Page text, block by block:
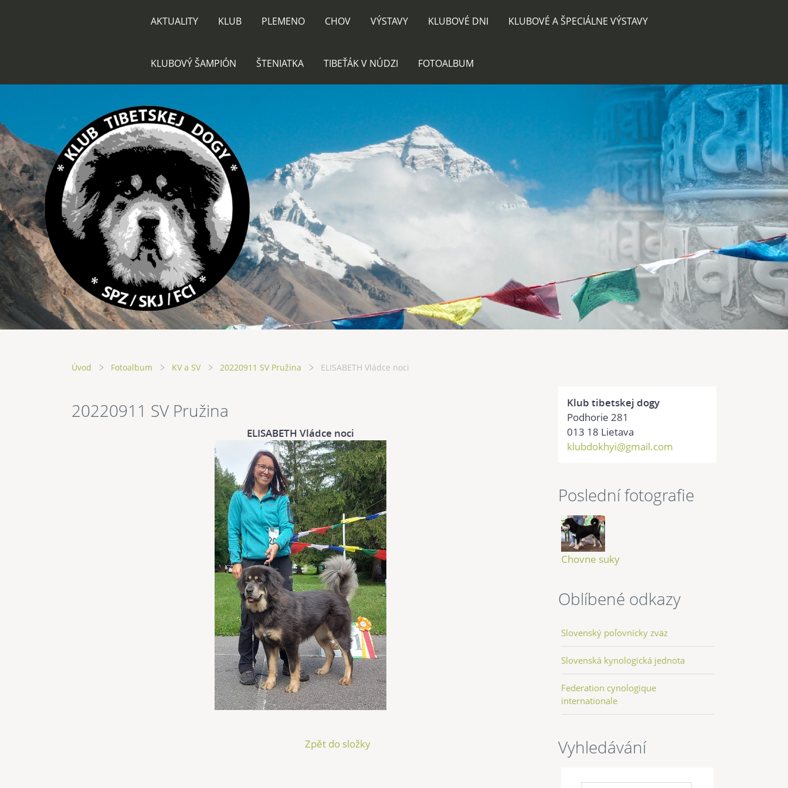
AKTUALITY KLUB PLEMENO CHOV VÝSTAVY KLUBOVÉ DNI KLUBOVÉ A ŠPECIÁLNE VÝSTAVY
KLUBOVÝ ŠAMPIÓN ŠTENIATKA TIBEŤÁK V NÚDZI FOTOALBUM
Úvod Fotoalbum KV a SV 20220911 SV Pružina ELISABETH Vládce noci
20220911 SV Pružina
ELISABETH Vládce noci
Zpět do složky
Klub tibetskej dogy
Podhorie 281
013 18 Lietava
klubdokhyi@gmail.com
Poslední fotografie
Chovne suky
Oblíbené odkazy
Slovenský poľovnícky zväz
Slovenská kynologická jednota
Federation cynologique
internationale
Vyhledávání